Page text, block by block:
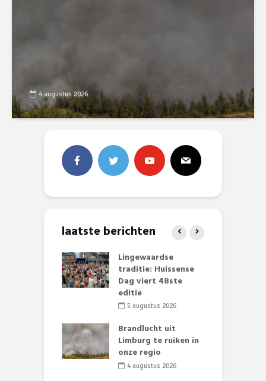
4 augustus 2026
laatste berichten
Lingewaardse
traditie: Huissense
Dag viert 48ste
editie
5 augustus 2026
Brandlucht uit
Limburg te ruiken in
onze regio
4 augustus 2026